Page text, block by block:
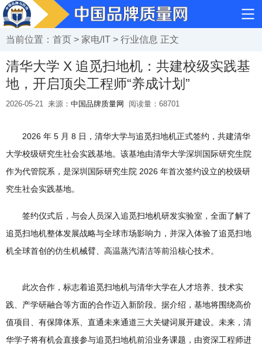
当前位置： 首页 > 家电/IT > 行业信息 正文
清华大学 X 追觅扫地机：共建校级实践基
地，开启顶尖工程师“养成计划”
2026-05-21 来源： 中国品牌质量网 阅读量： 68701
2026 年 5 月 8 日，清华大学与追觅扫地机正式签约，共建清华
大学校级研究生社会实践基地。该基地由清华大学深圳国际研究生院
作为代管院系，是深圳国际研究生院 2026 年首次签约设立的校级研
究生社会实践基地。
签约仪式后，与会人员深入追觅扫地机研发实验室，全面了解了
追觅扫地机整体发展战略与全球市场影响力，并深入体验了追觅扫地
机全球首创的仿生机械臂、高温蒸汽清洁等前沿核心技术。
此次合作，标志着追觅扫地机与清华大学在人才培养、技术实
践、产学研融合等方面的合作迈入新阶段。据介绍，基地将围绕高价
值项目、有保障体系、直通未来通道三大关键词展开建设。未来，清
华学子将有机会直接参与追觅扫地机前沿业务课题，由资深工程师进